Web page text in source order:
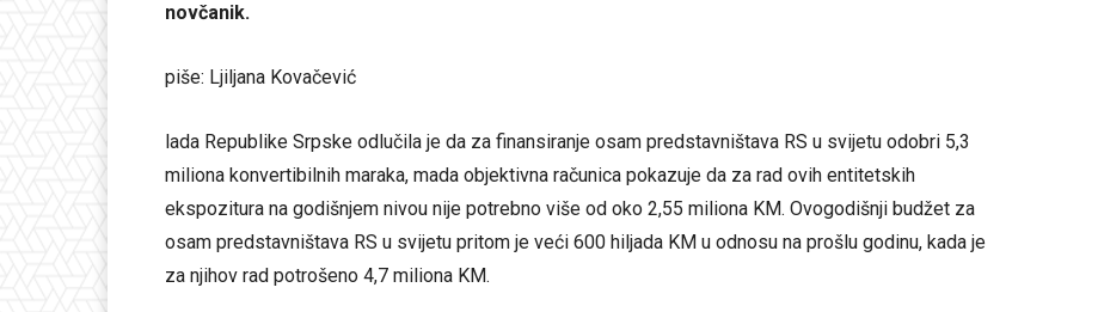
novčanik.
piše: Ljiljana Kovačević
lada Republike Srpske odlučila je da za finansiranje osam predstavništava RS u svijetu odobri 5,3
miliona konvertibilnih maraka, mada objektivna računica pokazuje da za rad ovih entitetskih
ekspozitura na godišnjem nivou nije potrebno više od oko 2,55 miliona KM. Ovogodišnji budžet za
osam predstavništava RS u svijetu pritom je veći 600 hiljada KM u odnosu na prošlu godinu, kada je
za njihov rad potrošeno 4,7 miliona KM.